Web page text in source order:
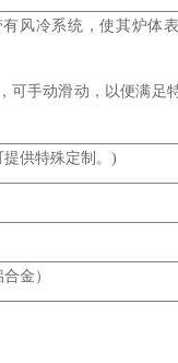
风冷系统，使其炉体
可手动滑动，以便满足
提供特殊定制。)
金）